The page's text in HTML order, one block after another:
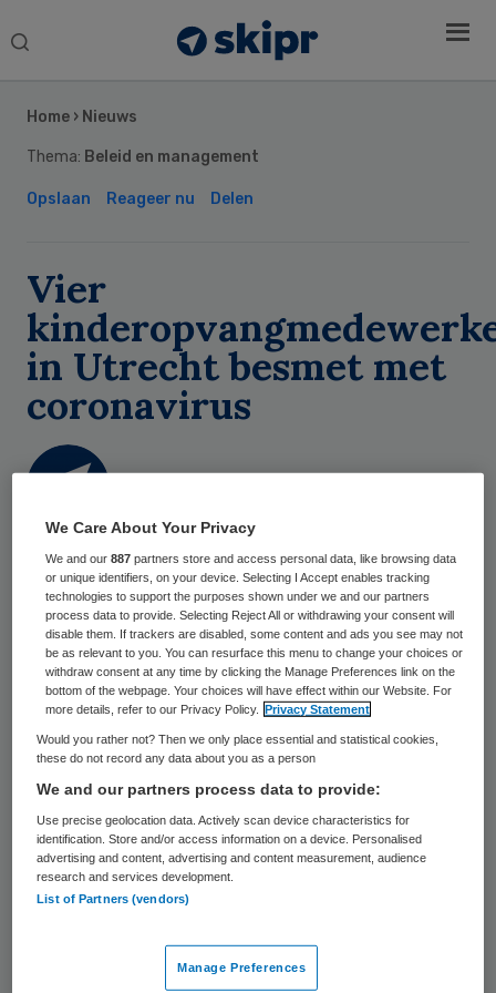
Search
Home › Nieuws
Thema: Beleid en management
Opslaan Reageer nu Delen
Vier
in Utrecht besmet met
coronavirus
339 keer gelezen
Vier medewerkers van Kinderopvang De
Boerderij in Utrecht zijn positief getest op
het coronavirus COVID-19. De kinderopvang
blijft in elk geval één week dicht.
vakblad Kinderopvang Totaal
Een deel van de medewerkers werd eerder
al naar huis gestuurd, toen bleek dat een
werden ook drie anderen positief getest.
Sidebar
We Care About Your Privacy
We and our887 partners store and access personal data, like browsing data
or unique identifiers, on your device. Selecting I Accept enables tracking
technologies to support the purposes shown under we and our partners
process data to provide. Selecting Reject All or withdrawing your consent will
disable them. If trackers are disabled, some content and ads you see may not
be as relevant to you. You can resurface this menu to change your choices or
withdraw consent at any time by clicking the Manage Preferences link on the
bottom of the webpage. Your choices will have effect within our Website. For
more details, refer to our Privacy Policy.
Privacy Statement
Would you rather not? Then we only place essential and statistical cookies,
these do not record any data about you as a person
We and our partners process data to provide:
Use precise geolocation data. Actively scan device characteristics for
identification. Store and/or access information on a device. Personalised
advertising and content, advertising and content measurement, audience
research and services development.
List of Partners (vendors)
Manage Preferences